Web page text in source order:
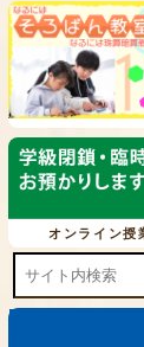
オンライン授